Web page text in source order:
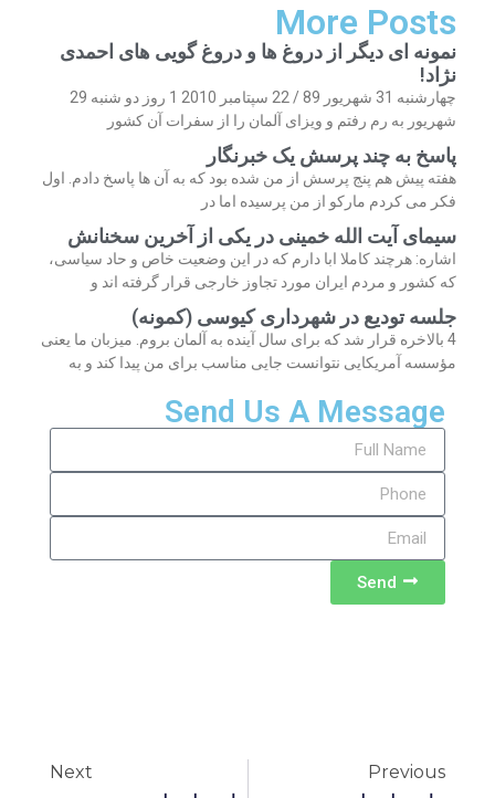
More Posts
نمونه ای دیگر از دروغ ها و دروغ گویی های احمدی
نژاد!
چهارشنبه 31 شهریور 89 / 22 سپتامبر 2010 1 روز دو شنبه 29
شهریور به رم رفتم و ویزای آلمان را از سفرات آن کشور
پاسخ به چند پرسش یک خبرنگار
هفته پیش هم پنج پرسش از من شده بود که به آن ها پاسخ دادم. اول
فکر می کردم مارکو از من پرسیده اما در
سیمای آیت الله خمینی در یکی از آخرین سخنانش
اشاره: هرچند کاملا ابا دارم که در این وضعیت خاص و حاد سیاسی،
که کشور و مردم ایران مورد تجاوز خارجی قرار گرفته اند و
جلسه تودیع در شهرداری کیوسی (کمونه)
4 بالاخره قرار شد که برای سال آینده به آلمان بروم. میزبان ما یعنی
مؤسسه آمریکایی نتوانست جایی مناسب برای من پیدا کند و به
Send Us A Message
Send
Previous
Next